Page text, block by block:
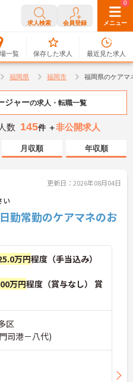
求人検索 会員登録 メニュー
一覧
0
保存した求人
0
最近見た求人
福岡県 福岡市 福岡県のケアマ
ジャーの求人・転職一覧
数 145件 ＋非公開求人
月収順 年収順
更新日：2026年08月04日
い
勤常勤のケアマネのお
万円程度（手当込み）
万円程度（賞与なし） 賞
区
司港－八代)